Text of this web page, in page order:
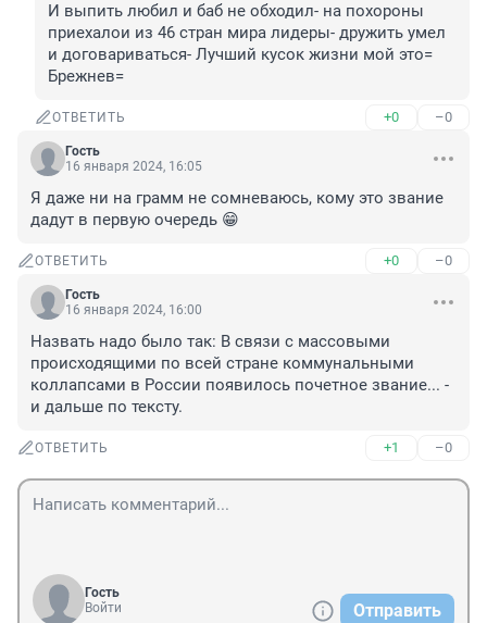
И выпить любил и баб не обходил- на похороны
приехалои из 46 стран мира лидеры- дружить умел
и договариваться- Лучший кусок жизни мой это=
Брежнев=
ОТВЕТИТЬ +0 –0
Гость
16 января 2024, 16:05
Я даже ни на грамм не сомневаюсь, кому это звание
дадут в первую очередь 😁
ОТВЕТИТЬ +0 –0
Гость
16 января 2024, 16:00
Назвать надо было так: В связи с массовыми
происходящими по всей стране коммунальными
коллапсами в России появилось почетное звание... -
и дальше по тексту.
ОТВЕТИТЬ +1 –0
Гость
Войти
Отправить